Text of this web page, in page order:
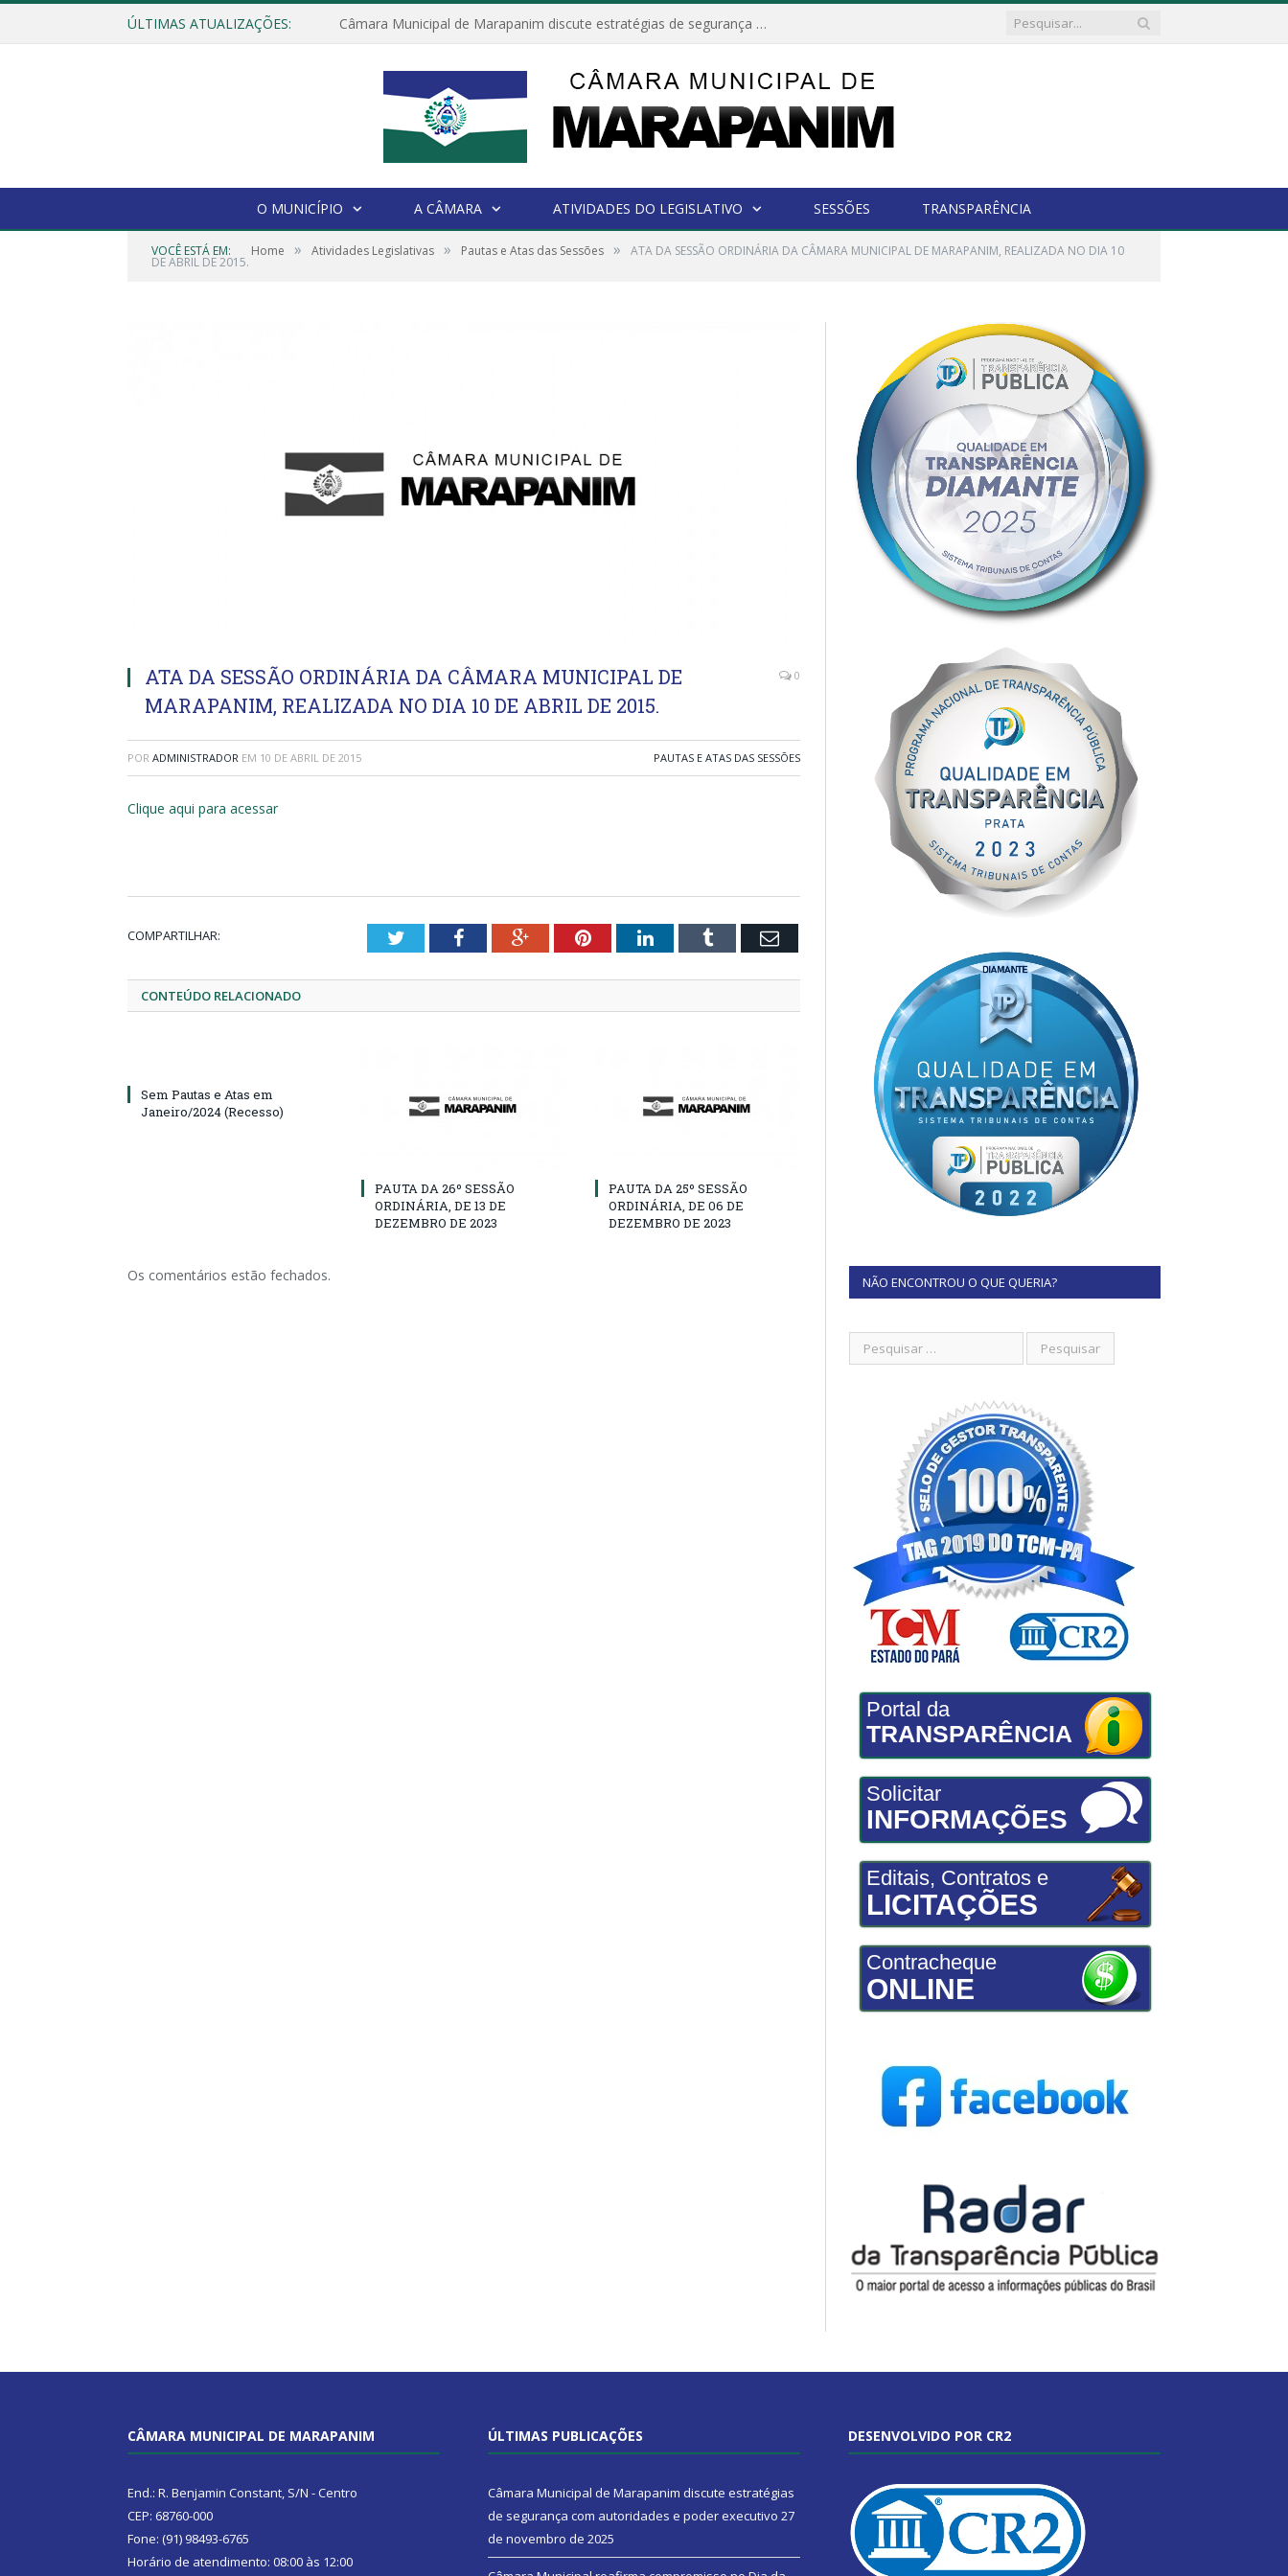
ÚLTIMAS ATUALIZAÇÕES: Câmara Municipal de Marapanim discute estratégias de segurança com autoridades e poder executivo
O MUNICÍPIO A CÂMARA ATIVIDADES DO LEGISLATIVO SESSÕES TRANSPARÊNCIA
VOCÊ ESTÁ EM: Home » Atividades Legislativas » Pautas e Atas das Sessões » ATA DA SESSÃO ORDINÁRIA DA CÂMARA MUNICIPAL DE MARAPANIM, REALIZADA NO DIA 10
DE ABRIL DE 2015.
ATA DA SESSÃO ORDINÁRIA DA CÂMARA MUNICIPAL DE
MARAPANIM, REALIZADA NO DIA 10 DE ABRIL DE 2015.
0
POR ADMINISTRADOR EM 10 DE ABRIL DE 2015 PAUTAS E ATAS DAS SESSÕES
Clique aqui para acessar
COMPARTILHAR: TwitterFacebookGoogle+PinterestLinkedInTumblr Email
CONTEÚDO RELACIONADO
Sem Pautas e Atas em
Janeiro/2024 (Recesso)
PAUTA DA 26º SESSÃO
ORDINÁRIA, DE 13 DE
DEZEMBRO DE 2023
PAUTA DA 25º SESSÃO
ORDINÁRIA, DE 06 DE
DEZEMBRO DE 2023
Os comentários estão fechados. NÃO ENCONTROU O QUE QUERIA?
Portal da
TRANSPARÊNCIA
Solicitar
INFORMAÇÕES
Editais, Contratos e
LICITAÇÕES
Contracheque
ONLINE
CÂMARA MUNICIPAL DE MARAPANIM
End.: R. Benjamin Constant, S/N - Centro
CEP: 68760-000
Fone: (91) 98493-6765
Horário de atendimento: 08:00 às 12:00
ÚLTIMAS PUBLICAÇÕES
Câmara Municipal de Marapanim discute estratégias
de segurança com autoridades e poder executivo 27
de novembro de 2025
DESENVOLVIDO POR CR2